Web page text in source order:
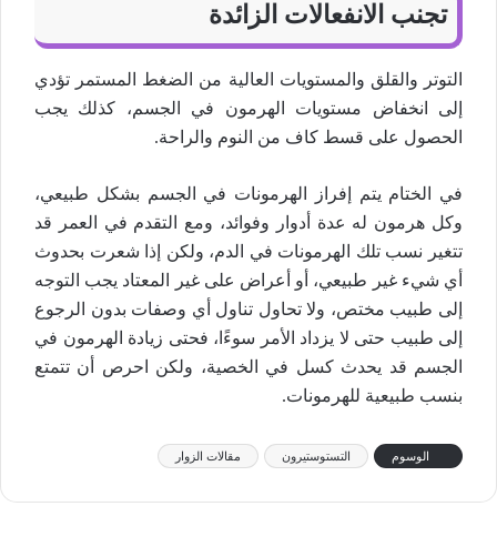
تجنب الانفعالات الزائدة
التوتر والقلق والمستويات العالية من الضغط المستمر تؤدي
إلى انخفاض مستويات الهرمون في الجسم، كذلك يجب
الحصول على قسط كاف من النوم والراحة.
في الختام يتم إفراز الهرمونات في الجسم بشكل طبيعي،
وكل هرمون له عدة أدوار وفوائد، ومع التقدم في العمر قد
تتغير نسب تلك الهرمونات في الدم، ولكن إذا شعرت بحدوث
أي شيء غير طبيعي، أو أعراض على غير المعتاد يجب التوجه
إلى طبيب مختص، ولا تحاول تناول أي وصفات بدون الرجوع
إلى طبيب حتى لا يزداد الأمر سوءًا، فحتى زيادة الهرمون في
الجسم قد يحدث كسل في الخصية، ولكن احرص أن تتمتع
بنسب طبيعية للهرمونات.
الوسوم التستوستيرون مقالات الزوار